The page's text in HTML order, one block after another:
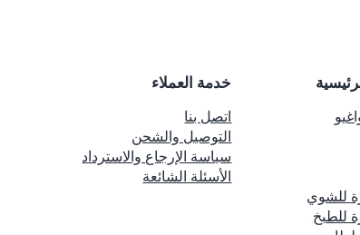
للشوي
للطبخ
خدمة العملاء
اتصل بنا
التوصيل والشحن
سياسة الإرجاع والاسترداد
الأسئلة الشائعة